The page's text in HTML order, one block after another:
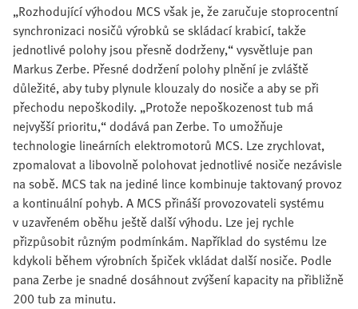
„Rozhodující výhodou MCS však je, že zaručuje stoprocentní
synchronizaci nosičů výrobků se skládací krabicí, takže
jednotlivé polohy jsou přesně dodrženy,“ vysvětluje pan
Markus Zerbe. Přesné dodržení polohy plnění je zvláště
důležité, aby tuby plynule klouzaly do nosiče a aby se při
přechodu nepoškodily. „Protože nepoškozenost tub má
nejvyšší prioritu,“ dodává pan Zerbe. To umožňuje
technologie lineárních elektromotorů MCS. Lze zrychlovat,
zpomalovat a libovolně polohovat jednotlivé nosiče nezávisle
na sobě. MCS tak na jediné lince kombinuje taktovaný provoz
a kontinuální pohyb. A MCS přináší provozovateli systému
v uzavřeném oběhu ještě další výhodu. Lze jej rychle
přizpůsobit různým podmínkám. Například do systému lze
kdykoli během výrobních špiček vkládat další nosiče. Podle
pana Zerbe je snadné dosáhnout zvýšení kapacity na přibližně
200 tub za minutu.